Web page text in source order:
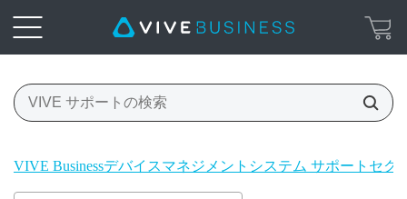
VIVE Businessデバイスマネジメントシステム サポートセク